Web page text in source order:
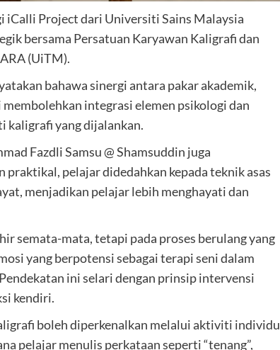
iCalli Project dari Universiti Sains Malaysia
bersama Persatuan Karyawan Kaligrafi dan
(UiTM).
bahawa sinergi antara pakar akademik,
integrasi elemen psikologi dan
kaligrafi yang dijalankan.
Fazdli Samsu @ Shamsuddin juga
pelajar didedahkan kepada teknik asas
menjadikan pelajar lebih menghayati dan
semata-mata, tetapi pada proses berulang yang
yang berpotensi sebagai terapi seni dalam
ini selari dengan prinsip intervensi
kendiri.
boleh diperkenalkan melalui aktiviti individu
pelajar menulis perkataan seperti “tenang”,